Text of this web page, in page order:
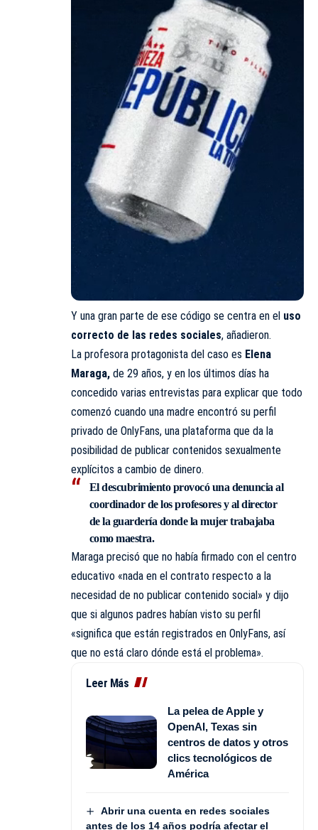
Y una gran parte de ese código se centra en el uso
correcto de las redes sociales, añadieron.
La profesora protagonista del caso es Elena
Maraga, de 29 años, y en los últimos días ha
concedido varias entrevistas para explicar que todo
comenzó cuando una madre encontró su perfil
privado de OnlyFans, una plataforma que da la
posibilidad de publicar contenidos sexualmente
explícitos a cambio de dinero.
El descubrimiento provocó una denuncia al
coordinador de los profesores y al director
de la guardería donde la mujer trabajaba
como maestra.
Maraga precisó que no había firmado con el centro
educativo «nada en el contrato respecto a la
necesidad de no publicar contenido social» y dijo
que si algunos padres habían visto su perfil
«significa que están registrados en OnlyFans, así
que no está claro dónde está el problema».
Leer Más
La pelea de Apple y
OpenAI, Texas sin
centros de datos y otros
clics tecnológicos de
América
Abrir una cuenta en redes sociales
antes de los 14 años podría afectar el